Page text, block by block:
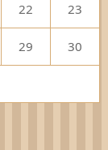
22 23
29 30